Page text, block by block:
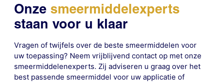
Onze smeermiddelexperts
staan voor u klaar
Vragen of twijfels over de beste smeermiddelen voor
uw toepassing? Neem vrijblijvend contact op met onze
smeermiddelenexperts. Zij adviseren u graag over het
best passende smeermiddel voor uw applicatie of